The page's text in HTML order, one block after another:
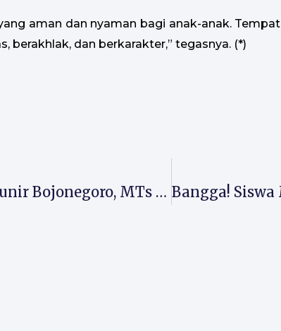
aman dan nyaman bagi anak-anak. Tempat
berakhlak, dan berkarakter,” tegasnya. (*)
Terima Studi Tiru Yayasan Al Munir Bojonegoro, MTs Almaarif 01 Singosari Tampilkan Budaya Madrasah Inspiratif